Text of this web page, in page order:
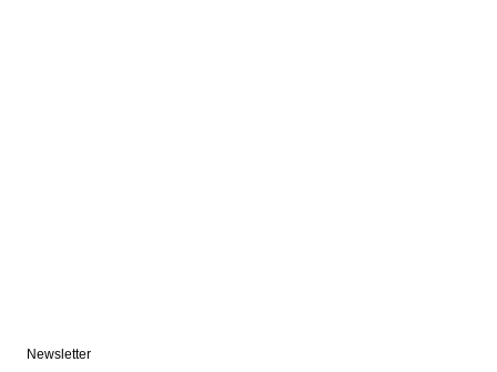
Newsletter